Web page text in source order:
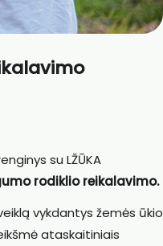
su LŽŪKA
rodiklio reikalavimo.
vykdantys žemės ūkio
ataskaitiniais